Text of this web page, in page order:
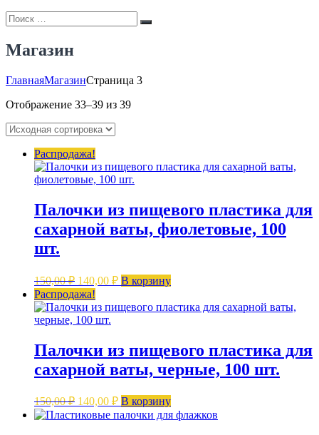
Искать:
Поиск
Магазин
ГлавнаяМагазинСтраница 3
Отображение 33–39 из 39
Распродажа!
Палочки из пищевого пластика для
сахарной ваты, фиолетовые, 100
шт.
150,00₽ Первоначальная
цена
составляла
150,00 ₽.
140,00 ₽Текущая
цена:
140,00 ₽.
В корзину
Распродажа!
Палочки из пищевого пластика для
сахарной ваты, черные, 100 шт.
150,00₽ Первоначальная
цена
составляла
140,00 ₽Текущая
цена:
В корзину